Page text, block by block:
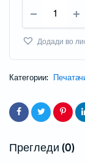
Додади во
Категории:
Прегледи (0)